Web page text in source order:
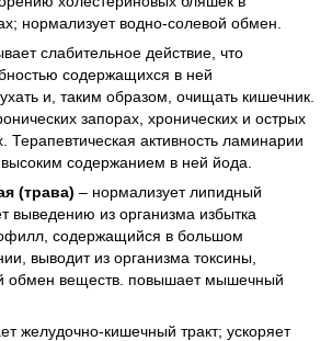
нормализует водно-солевой обмен.
слабительное действие, что
содержащихся в ней
и, таким образом, очищать кишечник.
запорах, хронических и острых
Терапевтическая активность ламинарии
содержанием в ней йода.
(трава) – нормализует липидный
выведению из организма избытка
содержащийся в большом
выводит из организма токсины,
обмен веществ. повышает мышечный
желудочно-кишечный тракт; ускоряет